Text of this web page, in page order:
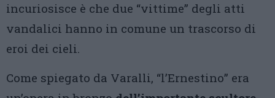
incuriosisce è che due “vittime” degli atti
vandalici hanno in comune un trascorso di
eroi dei cieli.
Come spiegato da Varalli, “l’Ernestino” era